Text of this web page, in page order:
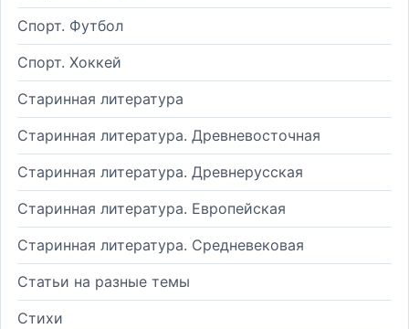
Спорт. Футбол
Спорт. Хоккей
Старинная литература
Старинная литература. Древневосточная
Старинная литература. Древнерусская
Старинная литература. Европейская
Старинная литература. Средневековая
Статьи на разные темы
Стихи